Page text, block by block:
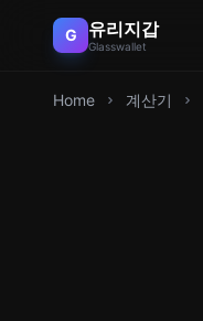
G 유리지갑
Glasswallet
Home 계산기